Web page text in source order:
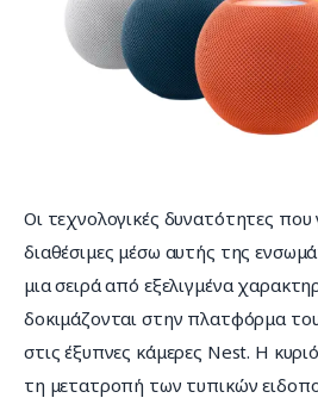
Οι τεχνολογικές δυνατότητες που
διαθέσιμες μέσω αυτής της
μια σειρά από εξελιγμένα
δοκιμάζονται στην πλατφόρμα
στις έξυπνες κάμερες Nest. Η
τη μετατροπή των τυπικών